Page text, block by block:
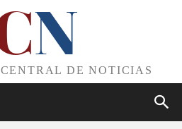
N
DE NOTICIAS